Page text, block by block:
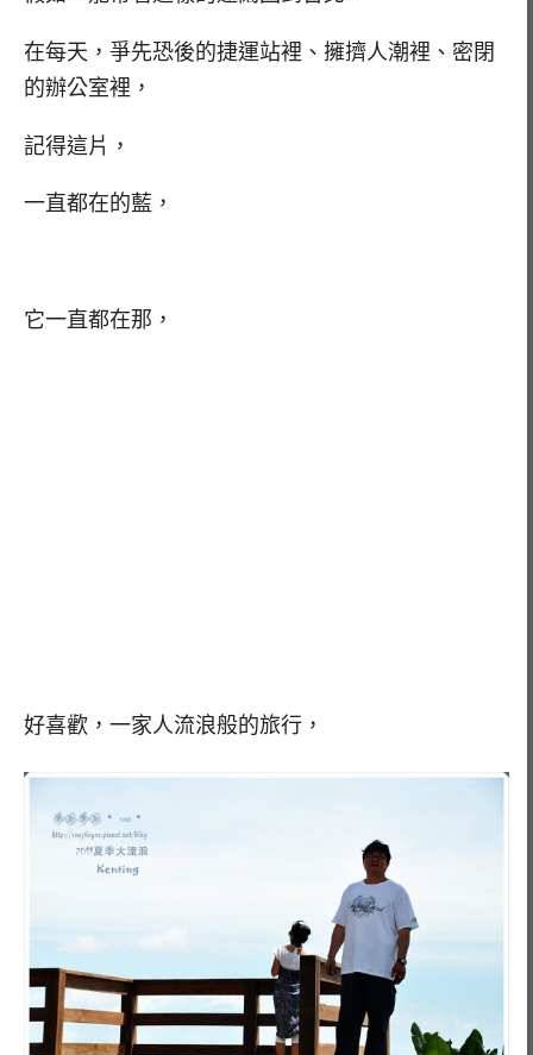
在每天，爭先恐後的捷運站裡、擁擠人潮裡、密閉
的辦公室裡，
記得這片，
一直都在的藍，
它一直都在那，
好喜歡，一家人流浪般的旅行，